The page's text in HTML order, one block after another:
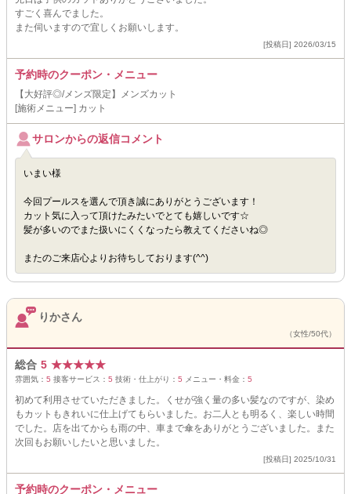
すごく喜んでました。
また伺いますので宜しくお願いします。
[投稿日] 2026/03/15
予約時のクーポン・メニュー
【大好評◎/メンズ限定】メンズカット
[施術メニュー] カット
サロンからの返信コメント
いまい様
今回プールスを選んで頂き誠にありがとうございます！
カット気に入って頂けたみたいでとても嬉しいです☆
髪が多いのでまた扱いにくくなったら教えてくださいね◎
またのご来店心よりお待ちしております(^^)
りかさん
（女性/50代）
総合 5 ★★★★★
雰囲気： 5 接客サービス： 5 技術・仕上がり： 5 メニュー・料金： 5
初めて利用させていただきました。くせが強く量の多い髪なのですが、染め
もカットもきれいに仕上げてもらいました。お二人とも明るく、楽しい時間
でした。店を出てからも雨の中、車まで傘をありがとうございました。また
次回もお願いしたいと思いました。
[投稿日] 2025/10/31
予約時のクーポン・メニュー